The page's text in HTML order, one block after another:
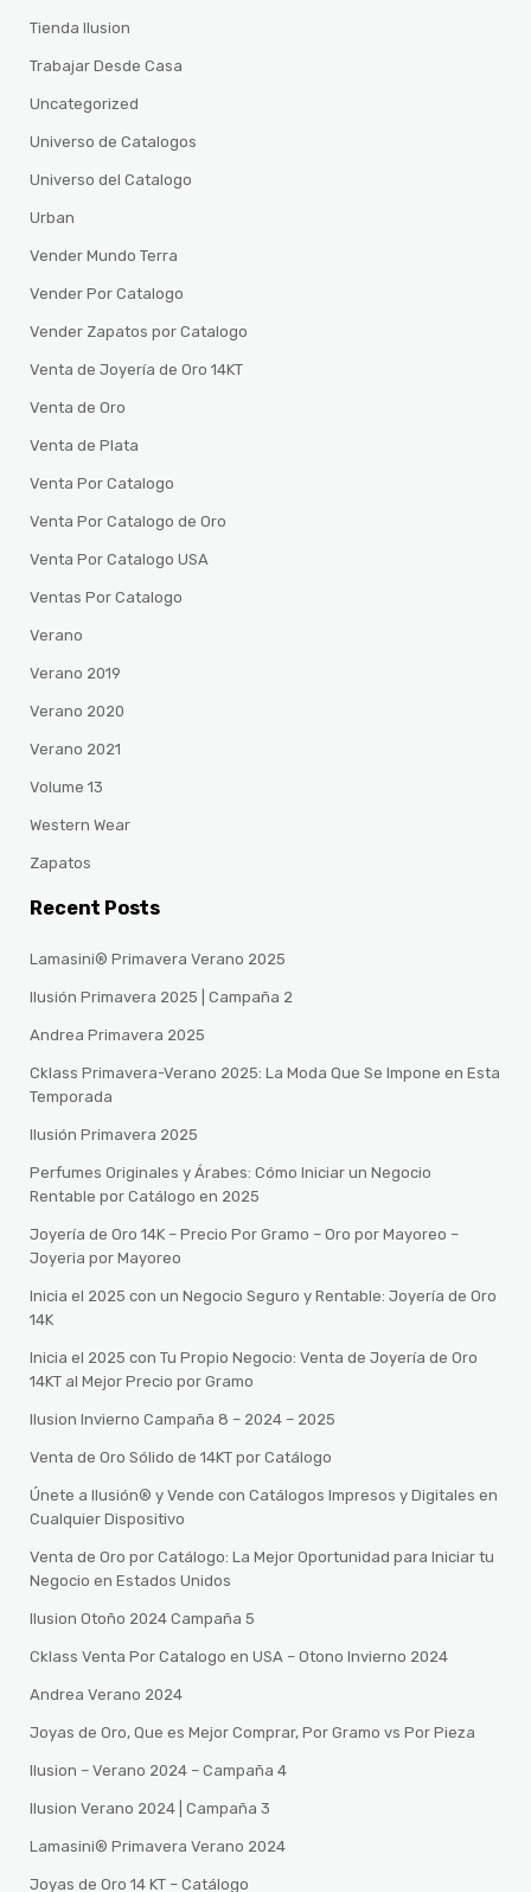
Tienda Ilusion
Trabajar Desde Casa
Uncategorized
Universo de Catalogos
Universo del Catalogo
Urban
Vender Mundo Terra
Vender Por Catalogo
Vender Zapatos por Catalogo
Venta de Joyería de Oro 14KT
Venta de Oro
Venta de Plata
Venta Por Catalogo
Venta Por Catalogo de Oro
Venta Por Catalogo USA
Ventas Por Catalogo
Verano
Verano 2019
Verano 2020
Verano 2021
Volume 13
Western Wear
Zapatos
Recent Posts
Lamasini® Primavera Verano 2025
Ilusión Primavera 2025 | Campaña 2
Andrea Primavera 2025
Cklass Primavera-Verano 2025: La Moda Que Se Impone en Esta
Temporada
Ilusión Primavera 2025
Perfumes Originales y Árabes: Cómo Iniciar un Negocio
Rentable por Catálogo en 2025
Joyería de Oro 14K – Precio Por Gramo – Oro por Mayoreo –
Joyeria por Mayoreo
Inicia el 2025 con un Negocio Seguro y Rentable: Joyería de Oro
14K
Inicia el 2025 con Tu Propio Negocio: Venta de Joyería de Oro
14KT al Mejor Precio por Gramo
Ilusion Invierno Campaña 8 – 2024 – 2025
Venta de Oro Sólido de 14KT por Catálogo
Únete a Ilusión® y Vende con Catálogos Impresos y Digitales en
Cualquier Dispositivo
Venta de Oro por Catálogo: La Mejor Oportunidad para Iniciar tu
Negocio en Estados Unidos
Ilusion Otoño 2024 Campaña 5
Cklass Venta Por Catalogo en USA – Otono Invierno 2024
Andrea Verano 2024
Joyas de Oro, Que es Mejor Comprar, Por Gramo vs Por Pieza
Ilusion – Verano 2024 – Campaña 4
Ilusion Verano 2024 | Campaña 3
Lamasini®️ Primavera Verano 2024
Joyas de Oro 14 KT – Catálogo